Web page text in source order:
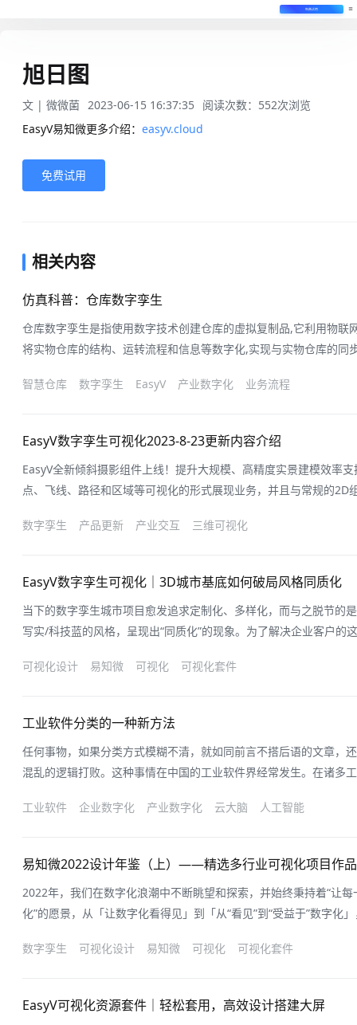
免费试用
旭日图
文 | 微微菌 2023-06-15 16:37:35 阅读次数： 552次浏览
EasyV易知微更多介绍： easyv.cloud
免费试用
相关内容
仿真科普：仓库数字孪生
仓库数字孪生是指使用数字技术创建仓库的虚拟复制品,它利用物联
将实物仓库的结构、运转流程和信息等数字化,实现与实物仓库的同
方案变得越来越复杂，工具对于在可用性、有效性和投资回报方面
智慧仓库 数字孪生 EasyV 产业数字化 业务流程
EasyV数字孪生可视化2023-8-23更新内容介绍
EasyV全新倾斜摄影组件上线！提升大规模、高精度实景建模效率
点、飞线、路径和区域等可视化的形式展现业务，并且与常规的2D
https://dtstack.yuque.com/easyv/il3lgc/slc1k47xluawmuv5数字
数字孪生 产品更新 产业交互 三维可视化
EasyV数字孪生可视化｜3D城市基底如何破局风格同质化
当下的数字孪生城市项目愈发追求定制化、多样化，而与之脱节的
写实/科技蓝的风格，呈现出“同质化”的现象。为了解决企业客户的
给企业客户和设计师们一些不一样的启发。作品中展示的 3D 城市
可视化设计 易知微 可视化 可视化套件
工业软件分类的一种新方法
任何事物，如果分类方式模糊不清，就如同前言不搭后语的文章，
混乱的逻辑打败。这种事情在中国的工业软件界经常发生。在诸多
蒂固、无从下手，于是只能选择“一叶障目不见泰山”。今天我们就
工业软件 企业数字化 产业数字化 云大脑 人工智能
易知微2022设计年鉴（上）——精选多行业可视化项目作
2022年，我们在数字化浪潮中不断眺望和探索，并始终秉持着“让
化”的愿景，从「让数字化看得见」到「从“看见”到“受益于”数字化
能力，累积了大量忠实的设计粉丝们，作品接连火到站酷首页推荐
数字孪生 可视化设计 易知微 可视化 可视化套件
EasyV可视化资源套件｜轻松套用，高效设计搭建大屏